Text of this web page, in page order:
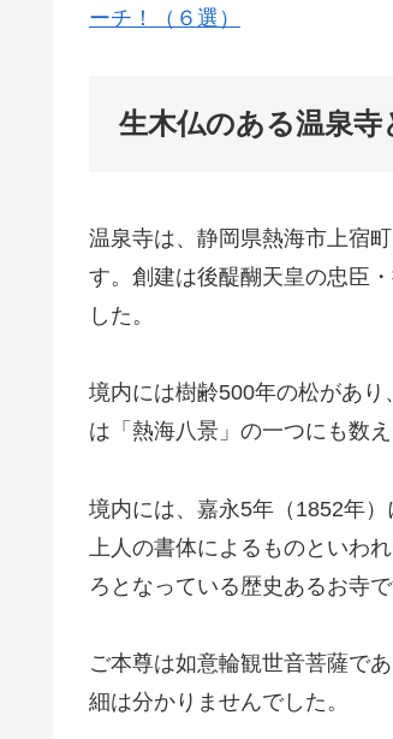
ーチ！（６選）
生木仏のある温泉寺
温泉寺は、静岡県熱海市上宿
す。創建は後醍醐天皇の忠臣
した。
境内には樹齢500年の松があ
は「熱海八景」の一つにも数
境内には、嘉永5年（1852年
上人の書体によるものといわ
ろとなっている歴史あるお寺で
ご本尊は如意輪観世音菩薩で
細は分かりませんでした。